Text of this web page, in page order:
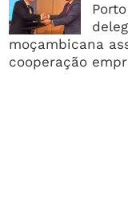
moçambicana
cooperação
AfDB Aprova
Acelera Ligação Da
Corredor Do Lobito